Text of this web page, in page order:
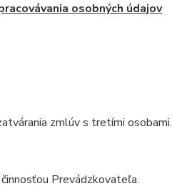
osobných údajov
zmlúv s tretími osobami.
Prevádzkovateľa.